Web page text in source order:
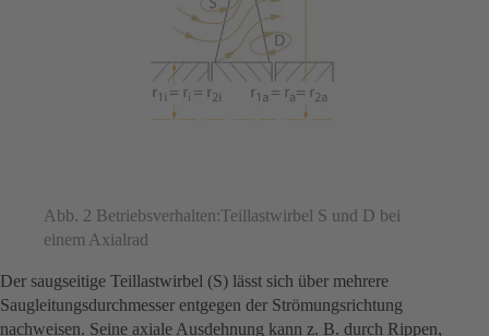
Abb. 2 Betriebsverhalten:Teillastwirbel S und D bei
einem Axialrad
Der saugseitige Teillastwirbel (S) lässt sich über mehrere
Saugleitungsdurchmesser entgegen der Strömungsrichtung
nachweisen. Seine axiale Ausdehnung kann z. B. durch Rippen,